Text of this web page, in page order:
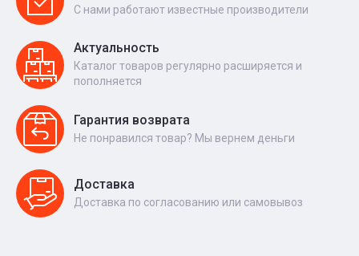
С нами работают известные производители
Актуальность
Каталог товаров регулярно расширяется и
пополняется
Гарантия возврата
Не понравился товар? Мы вернем деньги
Доставка
Доставка по согласованию или самовывоз